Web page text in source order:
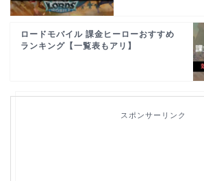
ロードモバイル 課金ヒーローおすすめ
ランキング【一覧表もアリ】
スポンサーリンク